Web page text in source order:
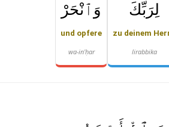
لِرَبِّكَ
zu deinem
lirabbika
وَٱنْحَرْ
und opfere
wa-in'ḥar